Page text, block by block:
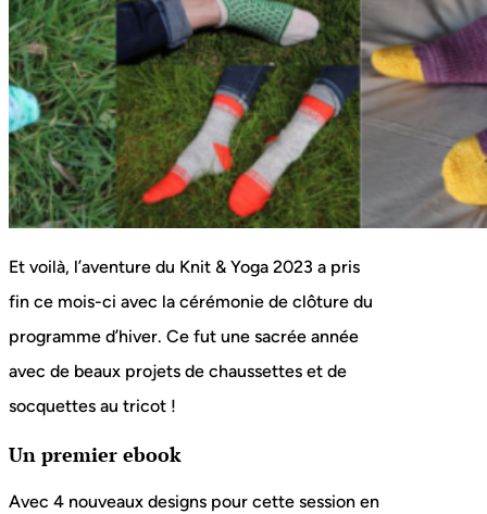
Et voilà, l’aventure du Knit & Yoga 2023 a pris
fin ce mois-ci avec la cérémonie de clôture du
programme d’hiver. Ce fut une sacrée année
avec de beaux projets de chaussettes et de
socquettes au tricot !
Un premier ebook
Avec 4 nouveaux designs pour cette session en